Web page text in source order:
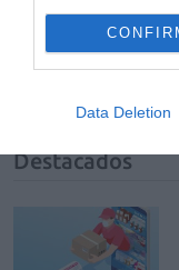
Data Deletion
Tags
Destacados